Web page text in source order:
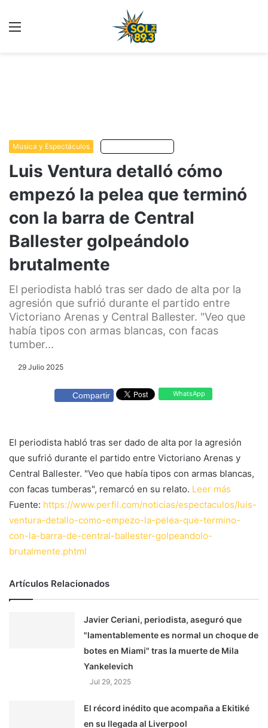
Musica y Espectáculos
Luis Ventura detalló cómo
empezó la pelea que terminó
con la barra de Central
Ballester golpeándolo
brutalmente
El periodista habló tras ser dado de alta por la
agresión que sufrió durante el partido entre
Victoriano Arenas y Central Ballester. "Veo que
había tipos con armas blancas, con facas
tumber...
29 Julio 2025
Compartir WhatsApp
El periodista habló tras ser dado de alta por la agresión
que sufrió durante el partido entre Victoriano Arenas y
Central Ballester. "Veo que había tipos con armas blancas,
con facas tumberas", remarcó en su relato. Leer más
Fuente: https://www.perfil.com/noticias/espectaculos/luis-
ventura-detallo-como-empezo-la-pelea-que-termino-
con-la-barra-de-central-ballester-golpeandolo-
brutalmente.phtml
Artículos Relacionados
Javier Ceriani, periodista, aseguró que
"lamentablemente es normal un choque de
botes en Miami" tras la muerte de Mila
Yankelevich
Jul 29, 2025
El récord inédito que acompaña a Ekitiké
en su llegada al Liverpool